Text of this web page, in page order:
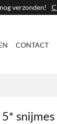
verzonden!
CONTACT